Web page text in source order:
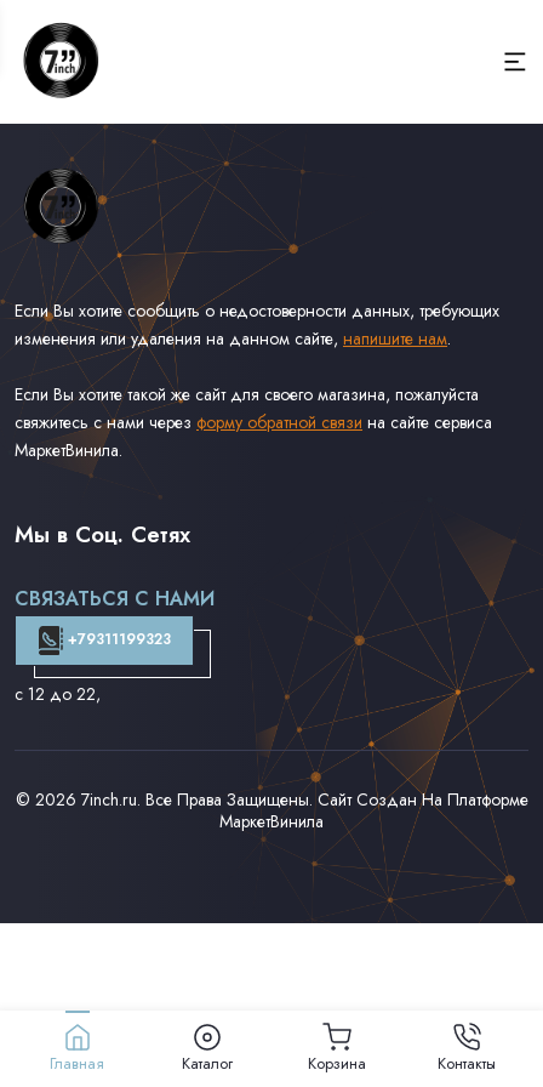
Если Вы хотите сообщить о недостоверности данных, требующих
изменения или удаления на данном сайте, напишите нам.
Если Вы хотите такой же сайт для своего магазина, пожалуйста
свяжитесь с нами через форму обратной связи на сайте сервиса
МаркетВинила.
Весь Каталог Винила на 7''
Рок на 7''
Доставка и Оплата
Контакты
Мы в Соц. Сетях
СВЯЗАТЬСЯ С НАМИ
+79311199323
с 12 до 22,
© 2026 7inch.ru. Все Права Защищены. Сайт Создан На Платформе
МаркетВинила
Главная Каталог Корзина Контакты